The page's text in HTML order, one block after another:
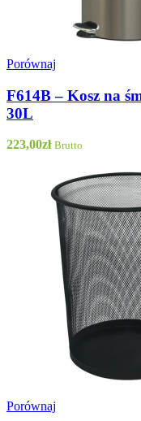
Porównaj
F614B – Kosz na
30L
223,00zł Brutto
Porównaj